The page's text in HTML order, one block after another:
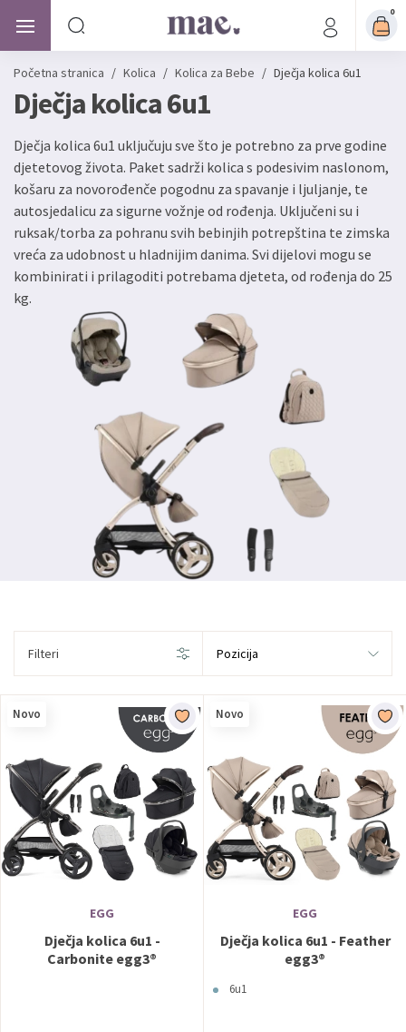
0
Početna stranica / Kolica / Kolica za Bebe / Dječja kolica 6u1
Dječja kolica 6u1
Dječja kolica 6u1 uključuju sve što je potrebno za prve godine
djetetovog života. Paket sadrži kolica s podesivim naslonom,
košaru za novorođenče pogodnu za spavanje i ljuljanje, te
autosjedalicu za sigurne vožnje od rođenja. Uključeni su i
ruksak/torba za pohranu svih bebinjih potrepština te zimska
vreća za udobnost u hladnijim danima. Svi dijelovi mogu se
kombinirati i prilagoditi potrebama djeteta, od rođenja do 25
kg.
Filteri
Novo
EGG
Dječja kolica 6u1 -
Carbonite egg3®
Novo
EGG
Dječja kolica 6u1 - Feather
egg3®
6u1